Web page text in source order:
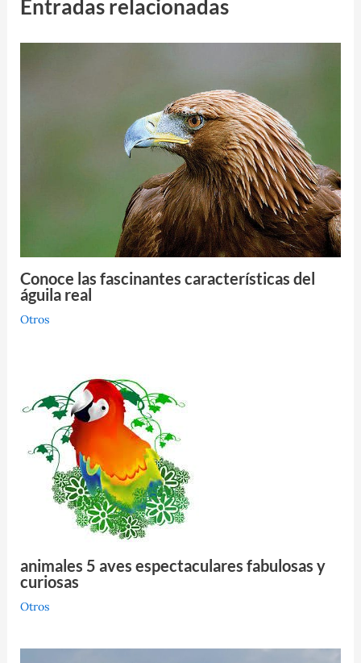
Entradas relacionadas
Conoce las fascinantes características del
águila real
Otros
animales 5 aves espectaculares fabulosas y
curiosas
Otros